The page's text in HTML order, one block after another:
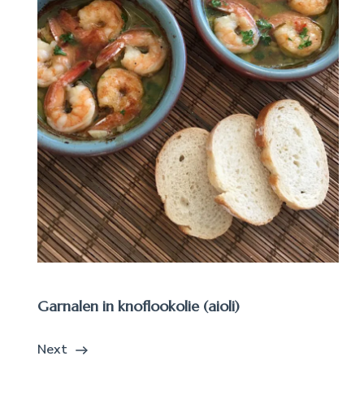
Garnalen in knoflookolie (aioli)
Next